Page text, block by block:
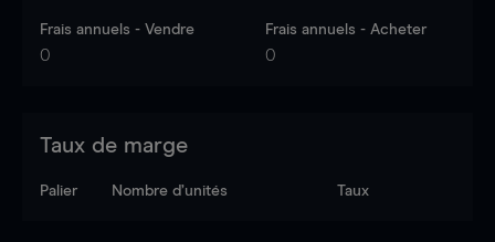
Frais annuels - Vendre
0
Frais annuels - Acheter
0
Taux de marge
Palier Nombre d’unités Taux